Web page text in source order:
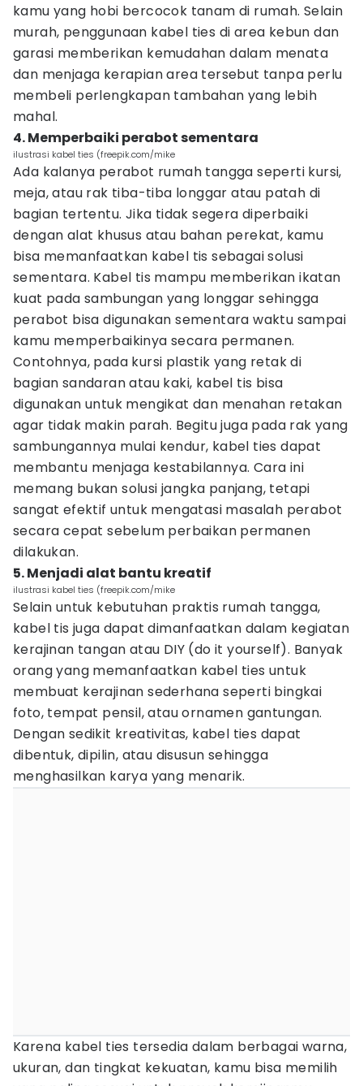
kamu yang hobi bercocok tanam di rumah. Selain
murah, penggunaan kabel ties di area kebun dan
garasi memberikan kemudahan dalam menata
dan menjaga kerapian area tersebut tanpa perlu
membeli perlengkapan tambahan yang lebih
mahal.
4. Memperbaiki perabot sementara
ilustrasi kabel ties (freepik.com/mike
Ada kalanya perabot rumah tangga seperti kursi,
meja, atau rak tiba-tiba longgar atau patah di
bagian tertentu. Jika tidak segera diperbaiki
dengan alat khusus atau bahan perekat, kamu
bisa memanfaatkan kabel tis sebagai solusi
sementara. Kabel tis mampu memberikan ikatan
kuat pada sambungan yang longgar sehingga
perabot bisa digunakan sementara waktu sampai
kamu memperbaikinya secara permanen.
Contohnya, pada kursi plastik yang retak di
bagian sandaran atau kaki, kabel tis bisa
digunakan untuk mengikat dan menahan retakan
agar tidak makin parah. Begitu juga pada rak yang
sambungannya mulai kendur, kabel ties dapat
membantu menjaga kestabilannya. Cara ini
memang bukan solusi jangka panjang, tetapi
sangat efektif untuk mengatasi masalah perabot
secara cepat sebelum perbaikan permanen
dilakukan.
5. Menjadi alat bantu kreatif
ilustrasi kabel ties (freepik.com/mike
Selain untuk kebutuhan praktis rumah tangga,
kabel tis juga dapat dimanfaatkan dalam kegiatan
kerajinan tangan atau DIY (do it yourself). Banyak
orang yang memanfaatkan kabel ties untuk
membuat kerajinan sederhana seperti bingkai
foto, tempat pensil, atau ornamen gantungan.
Dengan sedikit kreativitas, kabel ties dapat
dibentuk, dipilin, atau disusun sehingga
menghasilkan karya yang menarik.
Karena kabel ties tersedia dalam berbagai warna,
ukuran, dan tingkat kekuatan, kamu bisa memilih